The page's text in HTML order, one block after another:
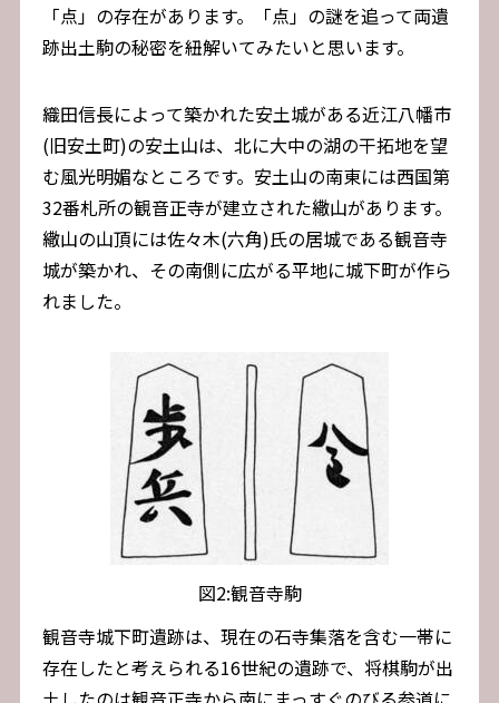
「点」の存在があります。「点」の謎を追って両遺
跡出土駒の秘密を紐解いてみたいと思います。
織田信長によって築かれた安土城がある近江八幡市
(旧安土町)の安土山は、北に大中の湖の干拓地を望
む風光明媚なところです。安土山の南東には西国第
32番札所の観音正寺が建立された繖山があります。
繖山の山頂には佐々木(六角)氏の居城である観音寺
城が築かれ、その南側に広がる平地に城下町が作ら
れました。
図2:観音寺駒
観音寺城下町遺跡は、現在の石寺集落を含む一帯に
存在したと考えられる16世紀の遺跡で、将棋駒が出